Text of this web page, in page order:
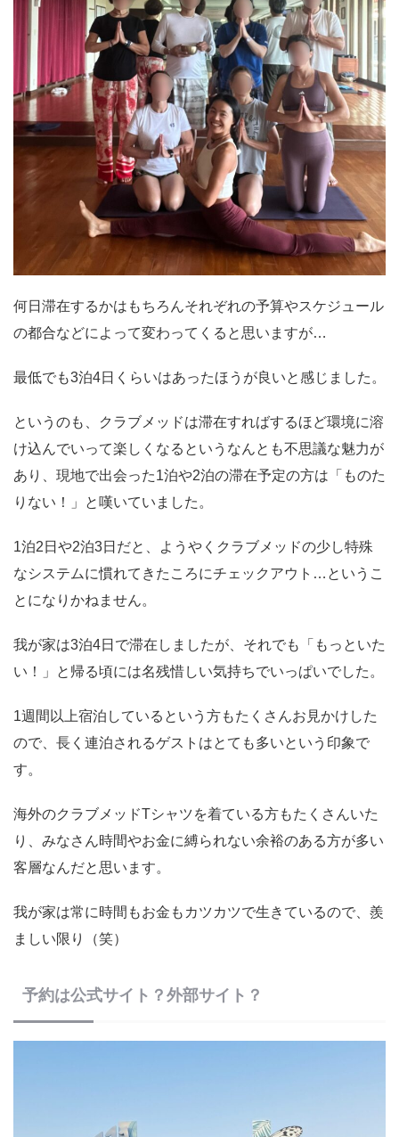
何日滞在するかはもちろんそれぞれの予算やスケジュール
の都合などによって変わってくると思いますが…
最低でも3泊4日くらいはあったほうが良いと感じました。
というのも、クラブメッドは滞在すればするほど環境に溶
け込んでいって楽しくなるというなんとも不思議な魅力が
あり、現地で出会った1泊や2泊の滞在予定の方は「ものた
りない！」と嘆いていました。
1泊2日や2泊3日だと、ようやくクラブメッドの少し特殊
なシステムに慣れてきたころにチェックアウト…というこ
とになりかねません。
我が家は3泊4日で滞在しましたが、それでも「もっといた
い！」と帰る頃には名残惜しい気持ちでいっぱいでした。
1週間以上宿泊しているという方もたくさんお見かけした
ので、長く連泊されるゲストはとても多いという印象で
す。
海外のクラブメッドTシャツを着ている方もたくさんいた
り、みなさん時間やお金に縛られない余裕のある方が多い
客層なんだと思います。
我が家は常に時間もお金もカツカツで生きているので、羨
ましい限り（笑）
予約は公式サイト？外部サイト？